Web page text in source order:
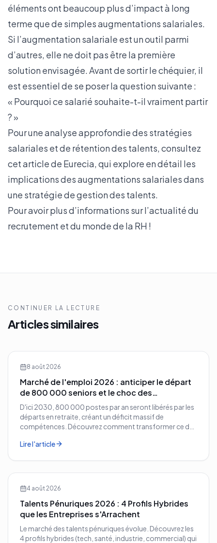
éléments ont beaucoup plus d’impact à long
terme que de simples augmentations salariales.
Si l’augmentation salariale est un outil parmi
d’autres, elle ne doit pas être la première
solution envisagée. Avant de sortir le chéquier, il
est essentiel de se poser la question suivante :
« Pourquoi ce salarié souhaite-t-il vraiment partir
? »
Pour une analyse approfondie des stratégies
salariales et de rétention des talents, consultez
cetarticle de Eurecia, qui explore en détail les
implications des augmentations salariales dans
une stratégie de gestion des talents.
Pour avoir plus d’informations sur l’actualité du
recrutement et du monde de la RH !
CONTINUER LA LECTURE
Articles similaires
8 août 2026
Marché de l'emploi 2026 : anticiper le départ
de 800 000 seniors et le choc des
compétences
D'ici 2030, 800 000 postes par an seront libérés par les
départs en retraite, créant un déficit massif de
compétences. Découvrez comment transformer ce défi
entreprise.
Lire l'article
4 août 2026
Talents Pénuriques 2026 : 4 Profils Hybrides
que les Entreprises s'Arrachent
Le marché des talents pénuriques évolue. Découvrez les
4 profils hybrides (tech, santé, industrie, commercial) qui